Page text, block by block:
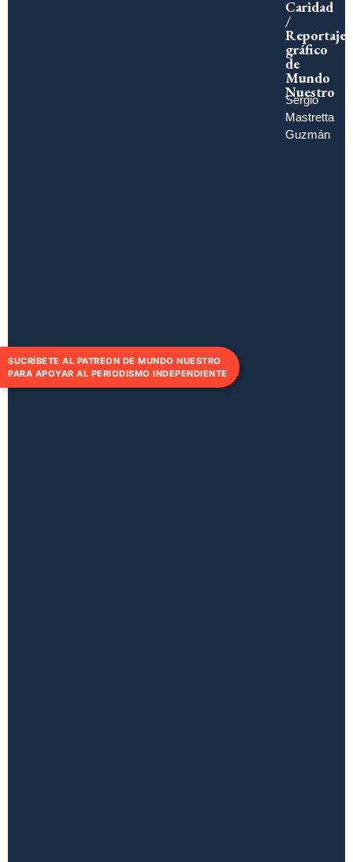
Caridad
/
Reportaje
gráfico
de
Mundo
Nuestro
Sergio
Mastretta
Guzmán
SUCRÍBETE AL PATREON DE MUNDO NUESTRO
PARA APOYAR AL PERIODISMO INDEPENDIENTE